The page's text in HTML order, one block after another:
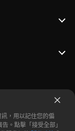
，用以記住您的偏
。點擊「接受全部」